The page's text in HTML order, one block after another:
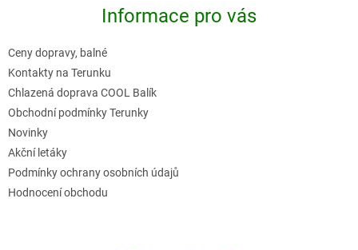
Informace pro vás
Ceny dopravy, balné
Kontakty na Terunku
Chlazená doprava COOL Balík
Obchodní podmínky Terunky
Novinky
Akční letáky
Podmínky ochrany osobních údajů
Hodnocení obchodu